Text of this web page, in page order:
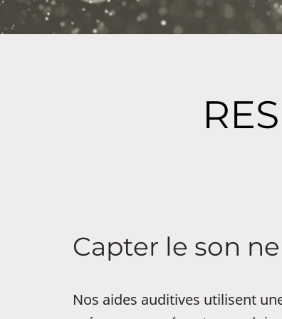
Capter le son
Nos aides auditives utilisent